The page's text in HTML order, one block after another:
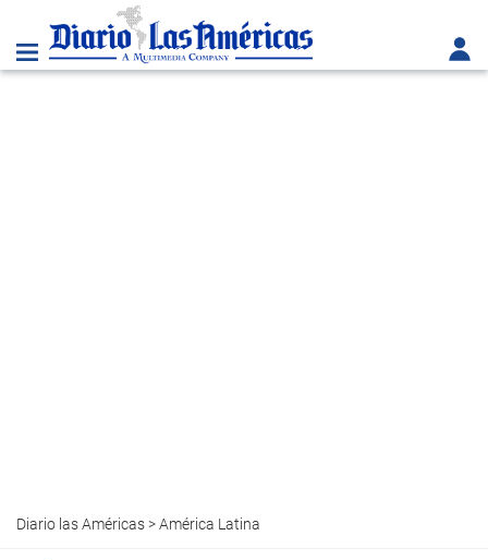
Diario las Américas>América Latina